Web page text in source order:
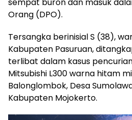
sempat buron dan masuk
Orang (DPO).
Tersangka berinisial S (38),
Kabupaten Pasuruan,
terlibat dalam kasus
Mitsubishi L300 warna hitam
Balonglombok, Desa
Kabupaten Mojokerto.